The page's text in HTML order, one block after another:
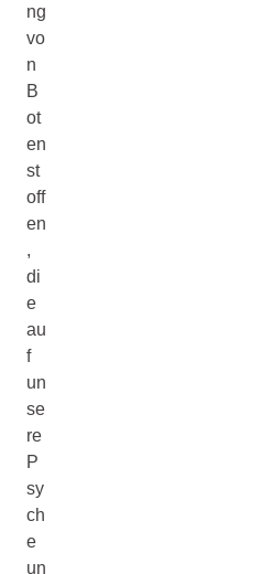
ng
vo
n
B
ot
en
st
off
en
,
di
e
au
f
un
se
re
P
sy
ch
e
un